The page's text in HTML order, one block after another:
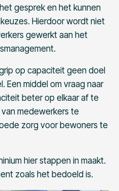
gesprek en het kunnen
Hierdoor wordt niet
gewerkt aan het
op capaciteit geen doel
Een middel om vraag naar
beter op elkaar af te
medewerkers te
zorg voor bewoners te
hier stappen in maakt.
zoals het bedoeld is.